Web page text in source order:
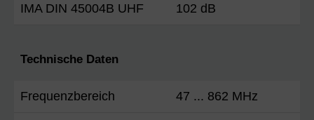
IMA DIN 45004B UHF 102 dB
Technische Daten
Frequenzbereich 47 ... 862 MHz